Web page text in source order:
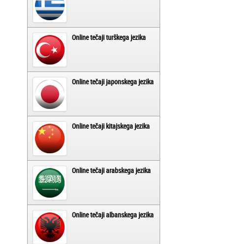
Online tečaji turškega jezika
Online tečaji japonskega jezika
Online tečaji kitajskega jezika
Online tečaji arabskega jezika
Online tečaji albanskega jezika